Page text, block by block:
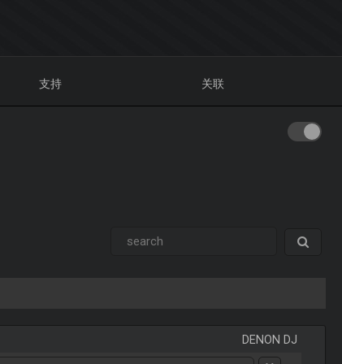
支持 关联
DENON DJ